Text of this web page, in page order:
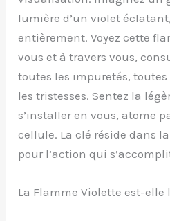
lumière d’un violet
entièrement. Voyez cette
vous et à travers vous,
toutes les impuretés,
les tristesses. Sentez la
s’installer en vous, atome
cellule. La clé réside dans
pour l’action qui
La Flamme Violette est-elle